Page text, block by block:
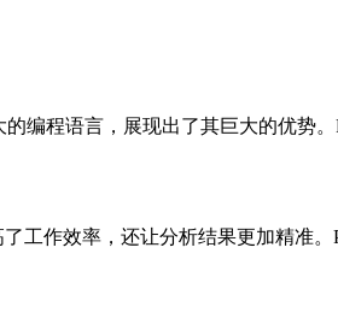
编程语言，展现出了其巨大的优势
工作效率，还让分析结果更加精准。